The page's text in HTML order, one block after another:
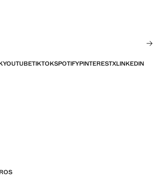
YOUTUBETIKTOKSPOTIFYPINTERESTXLINKEDIN